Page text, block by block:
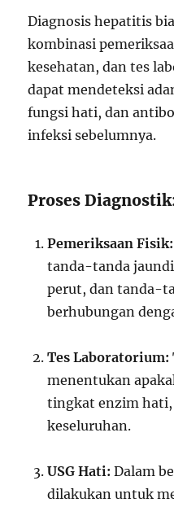
Diagnosis hepatitis
kombinasi
kesehatan, dan tes
dapat mendeteksi
fungsi hati, dan
infeksi sebelumnya.
Proses
Pemeriksaan Fisik:
tanda-tanda
perut, dan tanda-
berhubungan
Tes Laboratorium:
menentukan
tingkat enzim
keseluruhan.
USG Hati: Dalam
dilakukan untuk